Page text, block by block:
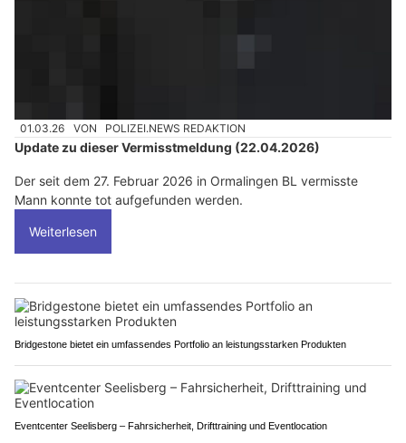
01.03.26 VON POLIZEI.NEWS REDAKTION
Update zu dieser Vermisstmeldung (22.04.2026)
Der seit dem 27. Februar 2026 in Ormalingen BL vermisste
Mann konnte tot aufgefunden werden.
Weiterlesen
Bridgestone bietet ein umfassendes Portfolio an leistungsstarken Produkten
Eventcenter Seelisberg – Fahrsicherheit, Drifttraining und Eventlocation